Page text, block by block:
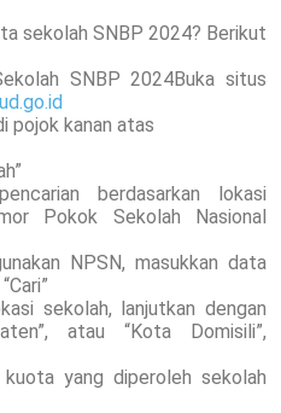
sekolah SNBP 2024? Berikut
SNBP 2024Buka situs
pojok kanan atas
berdasarkan lokasi
Pokok Sekolah Nasional
NPSN, masukkan data
sekolah, lanjutkan dengan
atau “Kota Domisili”,
kuota yang diperoleh sekolah